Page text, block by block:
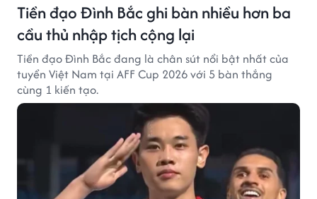
Tiền đạo Đình Bắc ghi bàn nhiều hơn ba
cầu thủ nhập tịch cộng lại
Tiền đạo Đình Bắc đang là chân sút nổi bật nhất của
tuyển Việt Nam tại AFF Cup 2026 với 5 bàn thắng
cùng 1 kiến tạo.